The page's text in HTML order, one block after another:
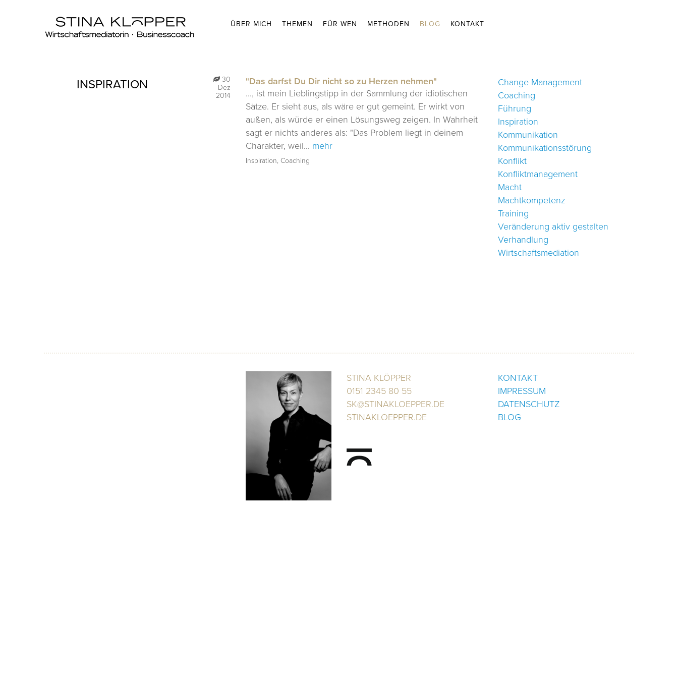
ÜBER MICH THEMEN FÜR WEN METHODEN BLOG KONTAKT
INSPIRATION
30
Dez
2014
"Das darfst Du Dir nicht so zu Herzen nehmen"
..., ist mein Lieblingstipp in der Sammlung der idiotischen
Sätze. Er sieht aus, als wäre er gut gemeint. Er wirkt von
außen, als würde er einen Lösungsweg zeigen. In Wahrheit
sagt er nichts anderes als: "Das Problem liegt in deinem
Charakter, weil... mehr
Inspiration, Coaching
Change Management
Coaching
Führung
Inspiration
Kommunikation
Kommunikationsstörung
Konflikt
Konfliktmanagement
Macht
Machtkompetenz
Training
Veränderung aktiv gestalten
Verhandlung
Wirtschaftsmediation
STINA KLÖPPER
0151 2345 80 55
SK@STINAKLOEPPER.DE
STINAKLOEPPER.DE
KONTAKT
IMPRESSUM
DATENSCHUTZ
BLOG